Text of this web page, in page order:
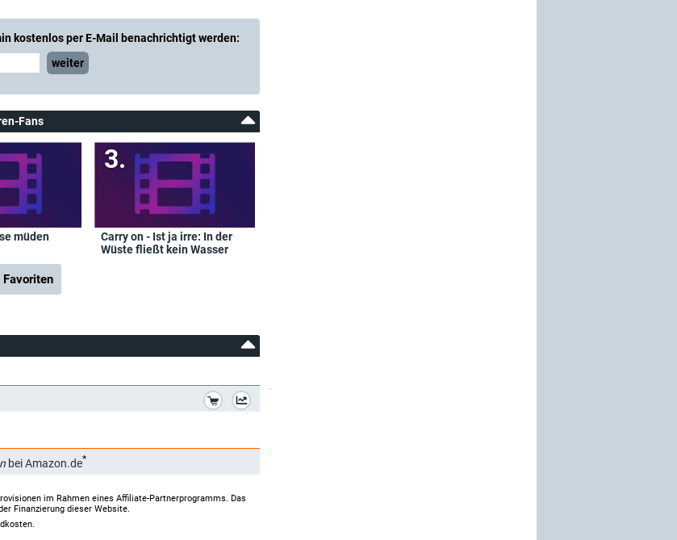
kostenlos per E-Mail benachrichtigt werden:
weiter
Fans
müden
Carry on - Ist ja irre: In der
Wüste fließt kein Wasser
bei Amazon.de*
im Rahmen eines Affiliate-Partnerprogramms. Das
Finanzierung dieser Website.